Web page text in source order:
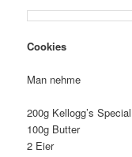
Cookies
Man nehme
200g Kellogg’s
100g Butter
2 Eier